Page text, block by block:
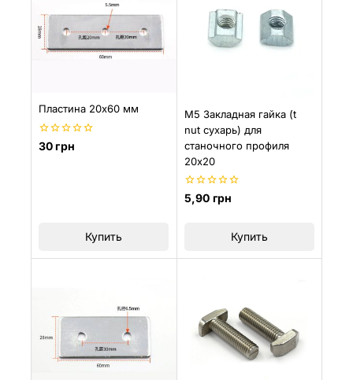
Пластина 20х60 мм
0
30грн
Купить
M5 Закладная гайка (t
nut сухарь) для
станочного профиля
20х20
0
из
5,90 грн
Купить